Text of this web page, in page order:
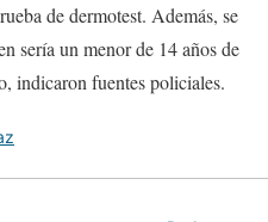
de dermotest. Además, se
sería un menor de 14 años de
indicaron fuentes policiales.